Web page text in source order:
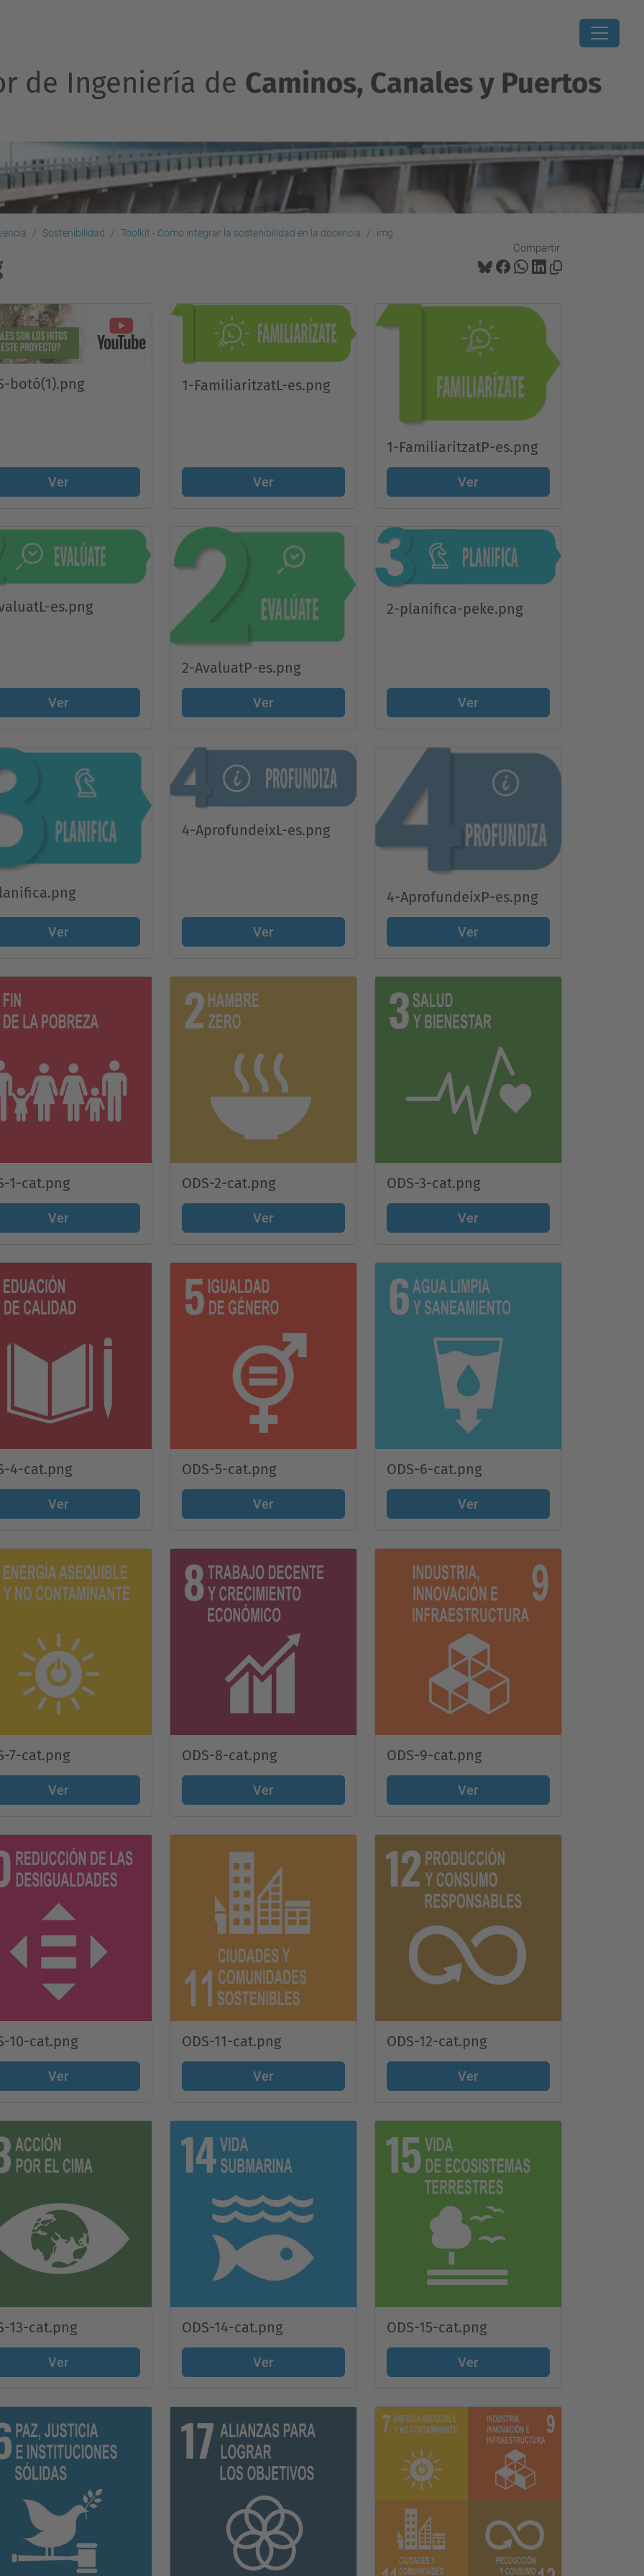
de Ingeniería de Caminos, Canales y Puertos
Sostenibilidad Toolkit - Cómo integrar la sostenibilidad en la docencia img
Compartir:
botó(1).png
Ver
1-FamiliaritzatL-es.png
Ver
1-FamiliaritzatP-es.png
Ver
es.png
Ver
2-AvaluatP-es.png
Ver
2-planifica-peke.png
Ver
Ver
4-AprofundeixL-es.png
Ver
4-AprofundeixP-es.png
Ver
1-cat.png
Ver
ODS-2-cat.png
Ver
ODS-3-cat.png
Ver
4-cat.png
Ver
ODS-5-cat.png
Ver
ODS-6-cat.png
Ver
7-cat.png
Ver
ODS-8-cat.png
Ver
ODS-9-cat.png
Ver
10-cat.png
Ver
ODS-11-cat.png
Ver
ODS-12-cat.png
Ver
13-cat.png
Ver
ODS-14-cat.png
Ver
ODS-15-cat.png
Ver